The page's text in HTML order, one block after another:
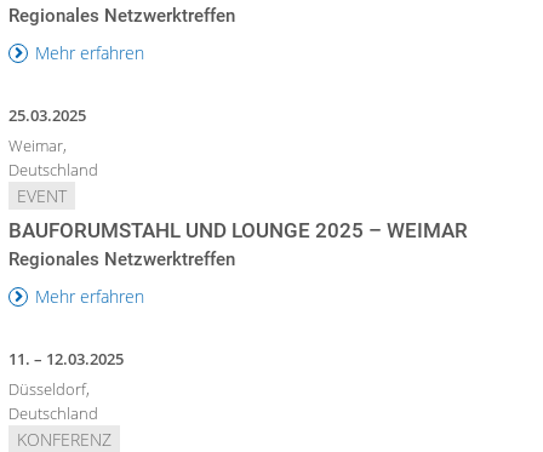
Regionales Netzwerktreffen
Mehr erfahren
25.03.2025
Weimar,
Deutschland
EVENT
BAUFORUMSTAHL UND LOUNGE 2025 – WEIMAR
Regionales Netzwerktreffen
Mehr erfahren
11. – 12.03.2025
Düsseldorf,
Deutschland
KONFERENZ